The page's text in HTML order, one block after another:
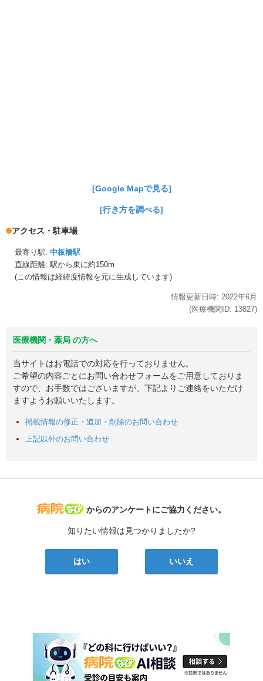
[Google Mapで見る]
[行き方を調べる]
アクセス・駐車場
最寄り駅: 中板橋駅
直線距離: 駅から東に約150m
(この情報は経緯度情報を元に生成しています)
情報更新日時: 2022年6月
(医療機関ID: 13827)
医療機関・薬局 の方へ
当サイトはお電話での対応を行っておりません。
ご希望の内容ごとにお問い合わせフォームをご用意しておりま
すので、お手数ではございますが、下記よりご連絡をいただけ
ますようお願いいたします。
掲載情報の修正・追加・削除のお問い合わせ
上記以外のお問い合わせ
病院なび
からのアンケートにご協力ください。
知りたい情報は見つかりましたか?
はい いいえ